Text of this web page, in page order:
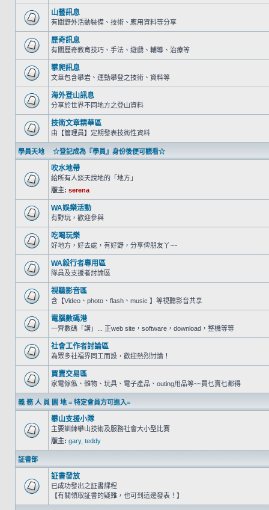
山藝訊息
有關野外活動裝備、技術、應用資料等分享
歷奇訊息
有關歷奇教育技巧、手法、遊戲、輔導、治療等
攀爬訊息
文章包含攀岩、運動攀登之技術、資料等
海外登山訊息
分享於世界不同地方之登山資料
技術文章精華區
由【管理員】定期發表技術性資料
學員天地 ☆登記成為『學員』身份後便可觀看☆
吹水地帶
給所有人談天說地的「地方」
版主: serena
WA娛樂活動
有野玩，歡迎參與
吃喝玩樂
好地方，好去處，有好野，分享俾朋友丫~~
WA毅行者專用區
隊員及支援者討論區
視聽影音區
含【Video、photo、flash、music 】等視聽影音共享
電腦數碼港
一齊數碼「講」... 正web site，software，download，整機等等
社會工作者討論區
為眾多社福界同工而設，歡迎熱烈討論！
買賣交易區
家電傢俬、雜物、玩具、電子產品、outing用品等~~買乜賣乜都得
義 務 人 員 園 地 = 特定會員方可進入=
攀山支援小隊
主要訓練攀山技術及服務社會大小型比賽
版主: gary, teddy
証書部
証書發放
已成功發出之証書課程
【有關領取証書的疑難，也可到這邊發表！】